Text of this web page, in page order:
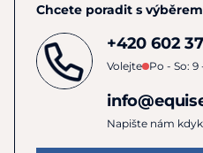
Chcete poradit s
+420 602
Volejte Po - So: 9
Napište nám